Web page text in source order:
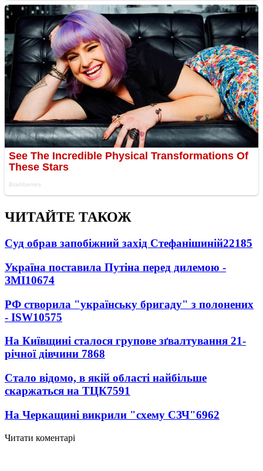
ЧИТАЙТЕ ТАКОЖ
Суд обрав запобіжний захід Стефанішиній22185
Україна поставила Путіна перед дилемою -
ЗМІ10674
РФ створила "українську бригаду" з полонених
- ISW10575
На Київщині сталося групове зґвалтування 21-
річної дівчини 7868
Стало відомо, в якій області найбільше
скаржаться на ТЦК7591
На Черкащині викрили "схему СЗЧ"6962
Читати коментарі